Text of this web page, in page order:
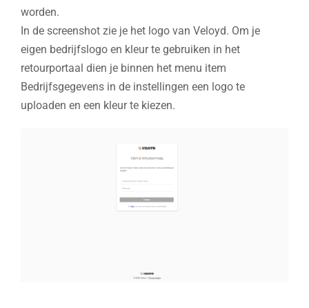
worden.
In de screenshot zie je het logo van Veloyd. Om je
eigen bedrijfslogo en kleur te gebruiken in het
retourportaal dien je binnen het menu item
Bedrijfsgegevens in de instellingen een logo te
uploaden en een kleur te kiezen.